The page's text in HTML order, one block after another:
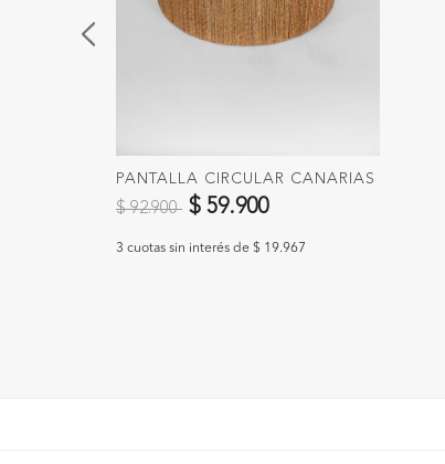
PANTALLA CIRCULAR CANARIAS
Precio reducido de
$ 92.900 a$ 59.900
3 cuotas sin interés de $ 19.967